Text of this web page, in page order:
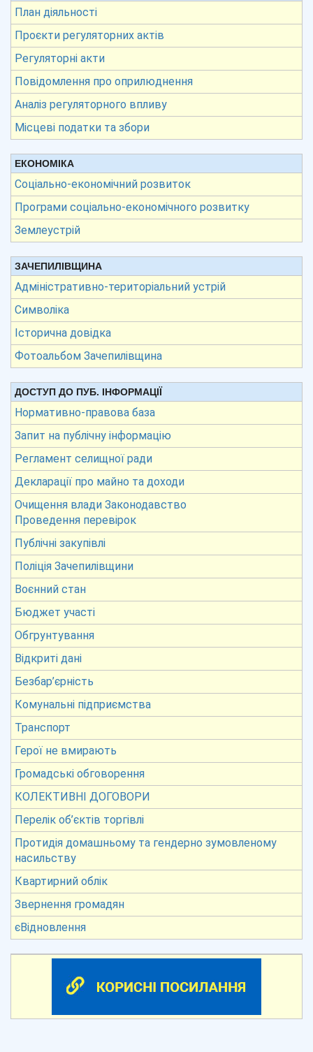
План діяльності
Проєкти регуляторних актів
Регуляторні акти
Повідомлення про оприлюднення
Аналіз регуляторного впливу
Місцеві податки та збори
ЕКОНОМІКА
Соціально-економічний розвиток
Програми соціально-економічного розвитку
Землеустрій
ЗАЧЕПИЛІВЩИНА
Адміністративно-територіальний устрій
Символіка
Історична довідка
Фотоальбом Зачепилівщина
ДОСТУП ДО ПУБ. ІНФОРМАЦІЇ
Нормативно-правова база
Запит на публічну інформацію
Регламент селищної ради
Декларації про майно та доходи
Очищення влади Законодавство
Проведення перевірок
Публічні закупівлі
Поліція Зачепилівщини
Воєнний стан
Бюджет участі
Обгрунтування
Відкриті дані
Безбар’єрність
Комунальні підприємства
Транспорт
Герої не вмирають
Громадські обговорення
КОЛЕКТИВНІ ДОГОВОРИ
Перелік об’єктів торгівлі
Протидія домашньому та гендерно зумовленому
насильству
Квартирний облік
Звернення громадян
єВідновлення